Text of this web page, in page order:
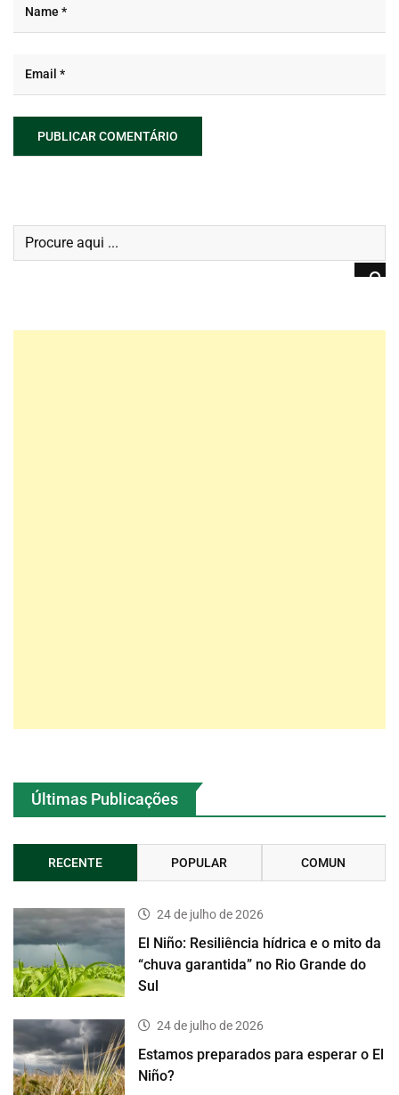
Últimas Publicações
RECENTE POPULAR COMUN
24 de julho de 2026
El Niño: Resiliência hídrica e o mito da
“chuva garantida” no Rio Grande do
Sul
24 de julho de 2026
Estamos preparados para esperar o El
Niño?